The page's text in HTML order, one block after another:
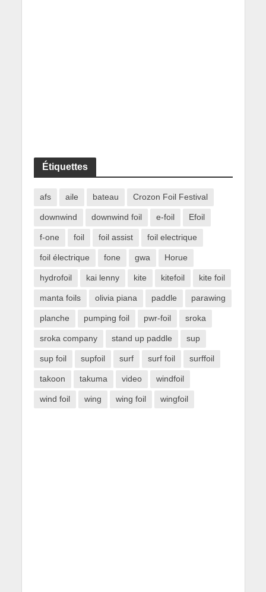
Étiquettes
afs aile bateau Crozon Foil Festival
downwind downwind foil e-foil Efoil
f-one foil foil assist foil electrique
foil électrique fone gwa Horue
hydrofoil kai lenny kite kitefoil kite foil
manta foils olivia piana paddle parawing
planche pumping foil pwr-foil sroka
sroka company stand up paddle sup
sup foil supfoil surf surf foil surffoil
takoon takuma video windfoil
wind foil wing wing foil wingfoil